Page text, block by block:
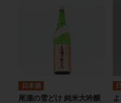
日本酒
尾瀬の雪どけ 純米大吟醸